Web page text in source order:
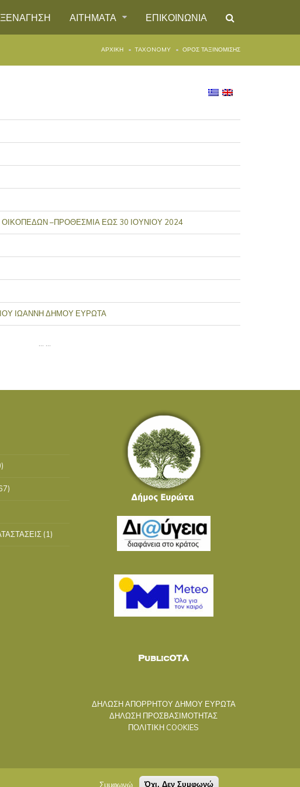
ΞΕΝΑΓΗΣΗ ΑΙΤΗΜΑΤΑ ΕΠΙΚΟΙΝΩΝΙΑ
ΑΡΧΙΚΉ TAXONOMY ΌΡΟΣ ΤΑΞΙΝΌΜΙΣΗΣ
–ΠΡΟΘΕΣΜΙΑ ΕΩΣ 30 ΙΟΥΝΙΟΥ 2024
ΙΩΑΝΝΗ ΔΗΜΟΥ ΕΥΡΩΤΑ
(1)
ΔΗΛΩΣΗ ΑΠΟΡΡΗΤΟΥ ΔΗΜΟΥ ΕΥΡΩΤΑ
ΔΗΛΩΣΗ ΠΡΟΣΒΑΣΙΜΟΤΗΤΑΣ
ΠΟΛΙΤΙΚΗ COOKIES
Συμφωνώ Όχι, Δεν Συμφωνώ